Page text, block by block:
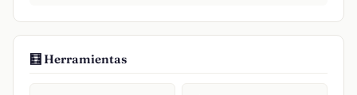
🧮 Herramientas